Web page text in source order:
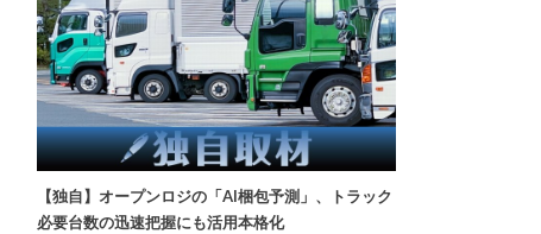
【独自】オープンロジの「AI梱包予測」、トラック
必要台数の迅速把握にも活用本格化